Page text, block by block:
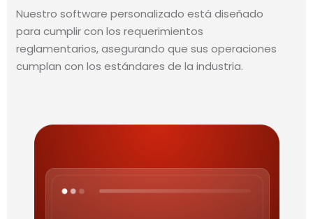
Nuestro software personalizado está diseñado
para cumplir con los requerimientos
reglamentarios, asegurando que sus operaciones
cumplan con los estándares de la industria.